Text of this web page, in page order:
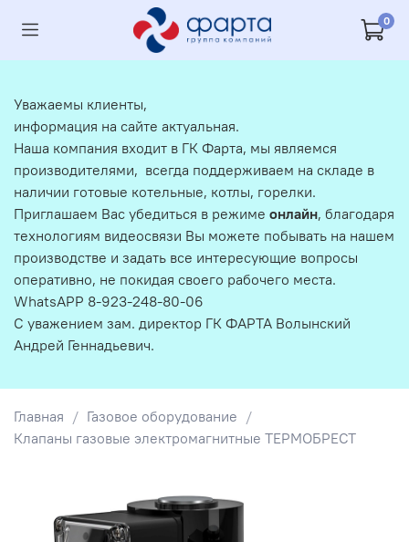
0
Главная
Газовое оборудование
Клапаны газовые электромагнитные ТЕРМОБРЕСТ
Уважаемы клиенты,
информация на сайте актуальная.
Наша компания входит в ГК Фарта, мы являемся
производителями, всегда поддерживаем на складе в
наличии готовые котельные, котлы, горелки.
Приглашаем Вас убедиться в режиме онлайн, благодаря
технологиям видеосвязи Вы можете побывать на нашем
производстве и задать все интересующие вопросы
оперативно, не покидая своего рабочего места.
WhatsAPP 8-923-248-80-06
С уважением зам. директор ГК ФАРТА Волынский
Андрей Геннадьевич.